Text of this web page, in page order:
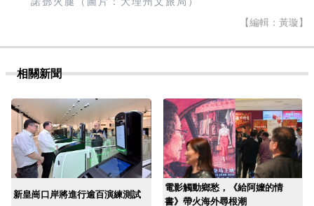
【編輯：黃璇】
相關新聞
新皇崗口岸將進行逾百演練測試
電影觸動鄉愁，《給阿嬤的情
書》帶火海外尋根潮